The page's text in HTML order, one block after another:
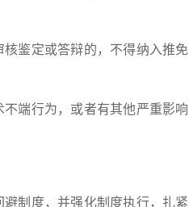
鉴定或答辩的，不得纳入推
端行为，或者有其他严重影
制度，并强化制度执行，扎